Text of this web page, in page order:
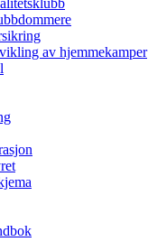
av hjemmekamper